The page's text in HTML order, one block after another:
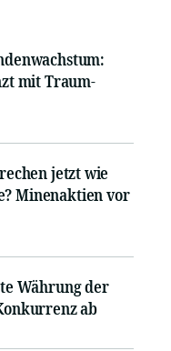
mit Traum-
jetzt wie
Minenaktien vor
Währung der
ab